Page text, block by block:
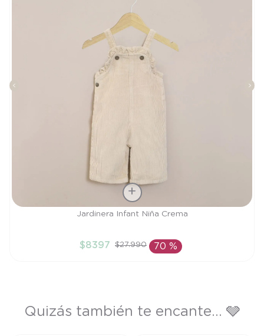
AÑADIR AL CARRITO
Jardinera Infant Niña Crema
$8397 $27.990 70 %
Quizás también te encante... 🩶